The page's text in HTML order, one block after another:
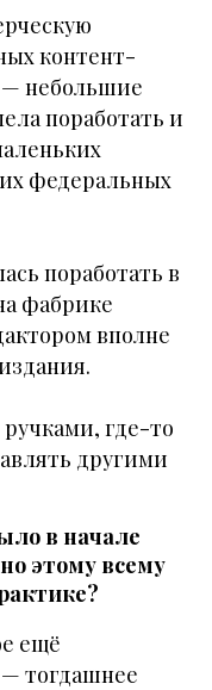
контент-
— небольшие
поработать и
федеральных
поработать в
фабрике
вполне
где-то
другими
в начале
этому всему
ещё
тогдашнее